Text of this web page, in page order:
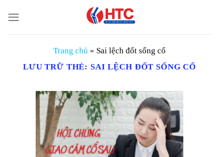
đến
nội
Trang chủ » Sai lệch đốt sống cổ
LƯU TRỮ THẺ: SAI LỆCH ĐỐT SỐNG CỔ